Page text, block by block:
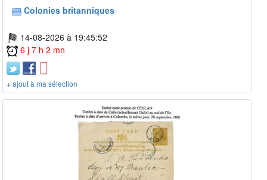
Colonies britanniques
14-08-2026 à 19:45:52
6 j 7 h 2 mn
+ ajout à ma sélection